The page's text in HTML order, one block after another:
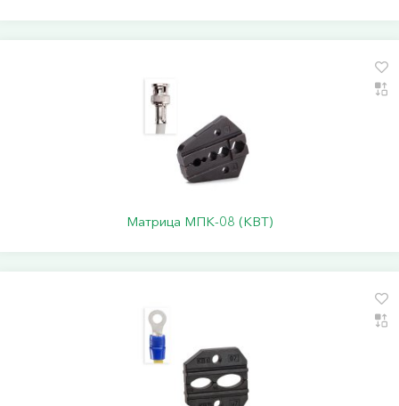
Матрица МПК-08 (КВТ)